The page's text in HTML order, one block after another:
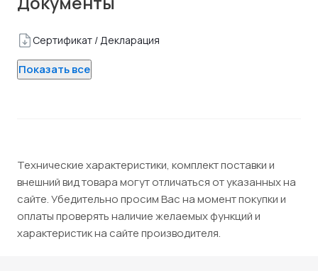
Сертификат / Декларация
Показать все
Технические характеристики, комплект поставки и
внешний вид товара могут отличаться от указанных на
сайте. Убедительно просим Вас на момент покупки и
оплаты проверять наличие желаемых функций и
характеристик на сайте производителя.